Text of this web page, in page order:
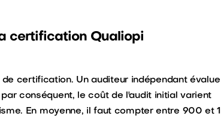
certification Qualiopi
certification. Un auditeur indépendant évalue
conséquent, le coût de l'audit initial varient
En moyenne, il faut compter entre 900 et 1